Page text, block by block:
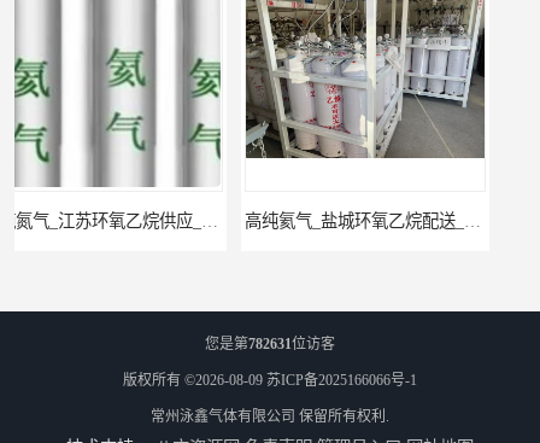
高纯氦气_盐城环氧乙烷配送_泳鑫气体
您是第782631位访客
版权所有 ©2026-08-09 苏ICP备2025166066号-1
常州泳鑫气体有限公司 保留所有权利.